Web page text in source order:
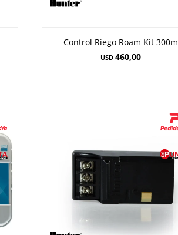
Control Riego Roam Kit 300m
USD 460,00